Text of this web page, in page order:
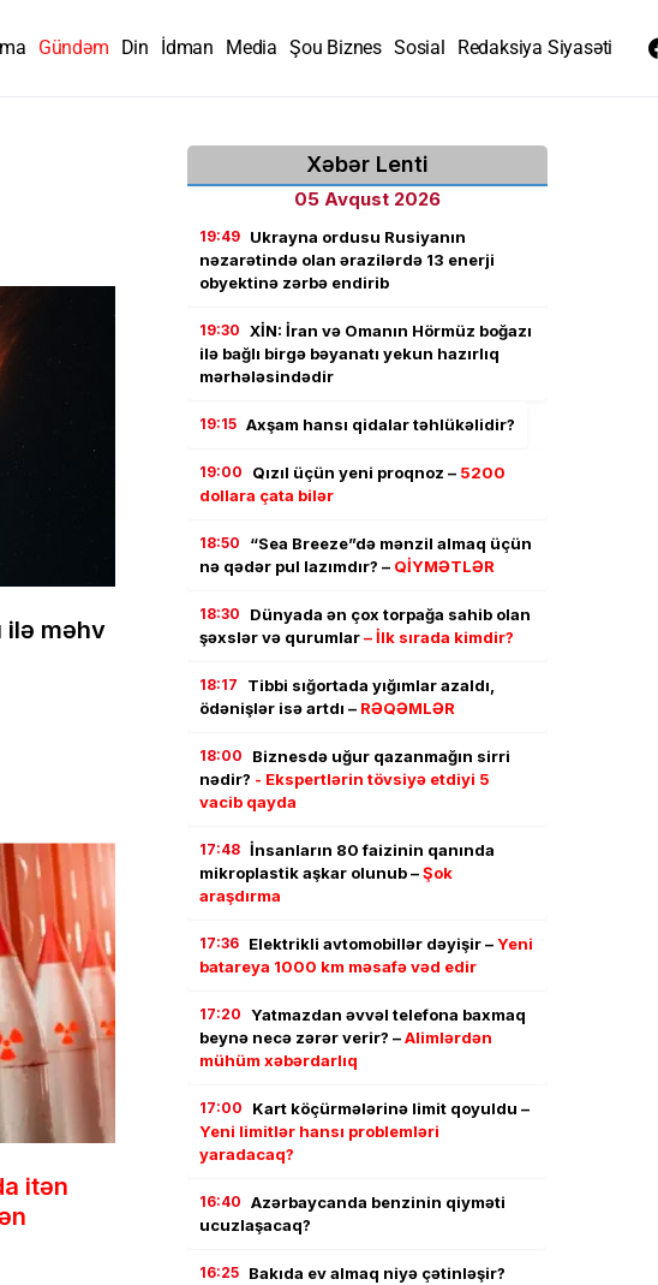
Gündəm Din İdman Media Şou Biznes Sosial Redaksiya Siyasəti
ilə məhv
itən
Xəbər Lenti
05 Avqust 2026
19:49 Ukrayna ordusu Rusiyanın
nəzarətində olan ərazilərdə 13 enerji
obyektinə zərbə endirib
19:30 XİN: İran və Omanın Hörmüz boğazı
ilə bağlı birgə bəyanatı yekun hazırlıq
mərhələsindədir
19:15 Axşam hansı qidalar təhlükəlidir?
19:00 Qızıl üçün yeni proqnoz – 5200
dollara çata bilər
18:50
“Sea Breeze”də mənzil almaq üçün
nə qədər pul lazımdır? – QİYMƏTLƏR
18:30
Dünyada ən çox torpağa sahib olan
şəxslər və qurumlar– İlk sırada kimdir?
18:17
Tibbi sığortada yığımlar azaldı,
ödənişlər isə artdı – RƏQƏMLƏR
18:00
Biznesdə uğur qazanmağın sirri
nədir? - Ekspertlərin tövsiyə etdiyi 5
vacib qayda
17:48 İnsanların 80 faizinin qanında
mikroplastik aşkar olunub –Şok
araşdırma
17:36 Elektrikli avtomobillər dəyişir –Yeni
batareya 1000 km məsafə vəd edir
17:20 Yatmazdan əvvəl telefona baxmaq
beynə necə zərər verir? –Alimlərdən
mühüm xəbərdarlıq
17:00
Kart köçürmələrinə limit qoyuldu –
Yeni limitlər hansı problemləri
yaradacaq?
16:40 Azərbaycanda benzinin qiyməti
ucuzlaşacaq?
16:25 Bakıda ev almaq niyə çətinləşir?